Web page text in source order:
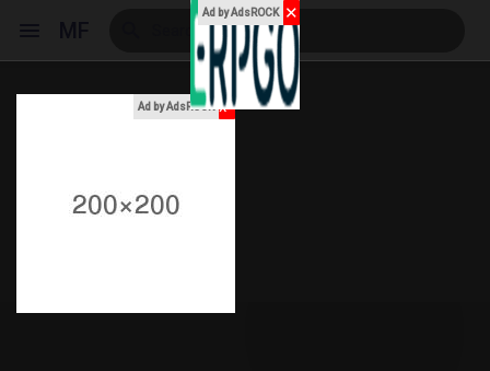
My Events
Ad by AdsROCK x
Ad by AdsROCK ✕